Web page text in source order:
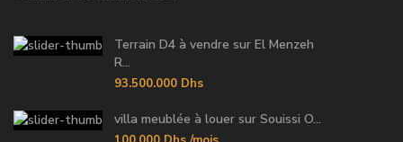
Terrain D4 à vendre sur El Menzeh
R...
93.500.000 Dhs
villa meublée à louer sur Souissi O...